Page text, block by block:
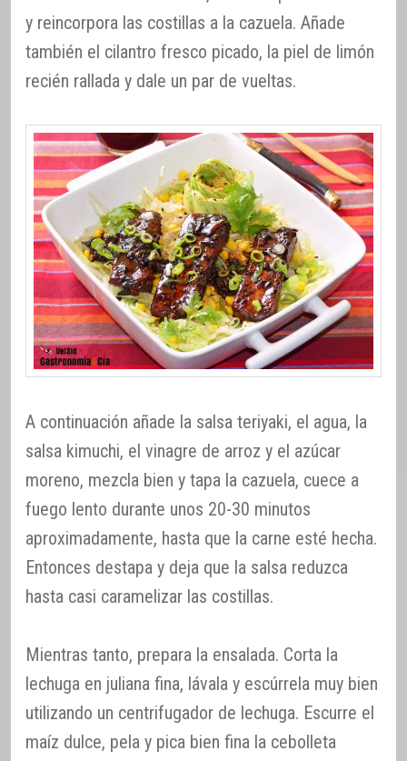
y reincorpora las costillas a la cazuela. Añade
también el cilantro fresco picado, la piel de limón
recién rallada y dale un par de vueltas.
A continuación añade la salsa teriyaki, el agua, la
salsa kimuchi, el vinagre de arroz y el azúcar
moreno, mezcla bien y tapa la cazuela, cuece a
fuego lento durante unos 20-30 minutos
aproximadamente, hasta que la carne esté hecha.
Entonces destapa y deja que la salsa reduzca
hasta casi caramelizar las costillas.
Mientras tanto, prepara la ensalada. Corta la
lechuga en juliana fina, lávala y escúrrela muy bien
utilizando un centrifugador de lechuga. Escurre el
maíz dulce, pela y pica bien fina la cebolleta